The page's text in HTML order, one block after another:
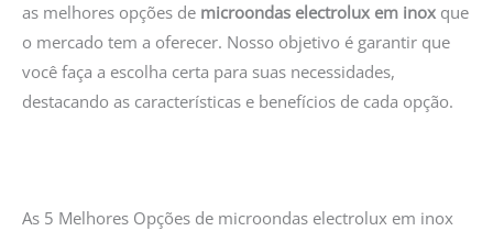
as melhores opções de microondas electrolux em inox que
o mercado tem a oferecer. Nosso objetivo é garantir que
você faça a escolha certa para suas necessidades,
destacando as características e benefícios de cada opção.
As 5 Melhores Opções de microondas electrolux em inox